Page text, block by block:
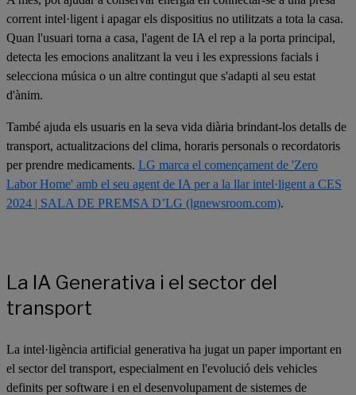
corrent intel·ligent i apagar els dispositius no utilitzats a tota la casa.
Quan l'usuari torna a casa, l'agent de IA el rep a la porta principal,
detecta les emocions analitzant la veu i les expressions facials i
selecciona música o un altre contingut que s'adapti al seu estat
d'ànim.
També ajuda els usuaris en la seva vida diària brindant-los detalls de
transport, actualitzacions del clima, horaris personals o recordatoris
per prendre medicaments. LG marca el començament de 'Zero
Labor Home' amb el seu agent de IA per a la llar intel·ligent a CES
2024 | SALA DE PREMSA D’LG (lgnewsroom.com).
La IA Generativa i el sector del
transport
La intel·ligència artificial generativa ha jugat un paper important en
el sector del transport, especialment en l'evolució dels vehicles
definits per software i en el desenvolupament de sistemes de